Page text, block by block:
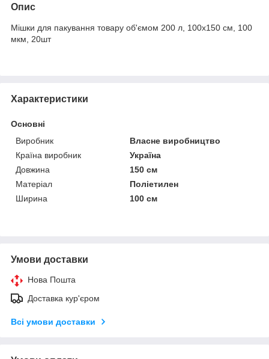
Опис
Мішки для пакування товару об'ємом 200 л, 100х150 см, 100
мкм, 20шт
Характеристики
Основні
Виробник
Власне виробництво
Країна виробник
Україна
Довжина
150 см
Матеріал
Поліетилен
Ширина
100 см
Умови доставки
Нова Пошта
Доставка кур'єром
Всі умови доставки